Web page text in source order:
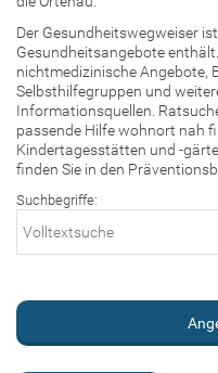
Der Gesundheitswegweiser
Gesundheitsangebote
nichtmedizinische Angebote,
Selbsthilfegruppen und
Informationsquellen.
passende Hilfe wohnort nah
Kindertagesstätten und -
finden Sie in den
Suchbegriffe: